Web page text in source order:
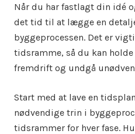
Når du har fastlagt din idé
det tid til at lægge en
byggeprocessen. Det er
tidsramme, så du kan
fremdrift og undgå
Start med at lave en
nødvendige trin i
tidsrammer for hver fase.